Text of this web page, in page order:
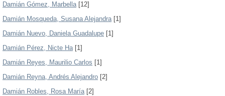
Damián Gómez, Marbella[12]
Damián Mosqueda, Susana Alejandra[1]
Damián Nuevo, Daniela Guadalupe [1]
Damián Pérez, Nicte Ha[1]
Damián Reyes, Maurilio Carlos [1]
Damián Reyna, Andrés Alejandro [2]
Damián Robles, Rosa María[2]